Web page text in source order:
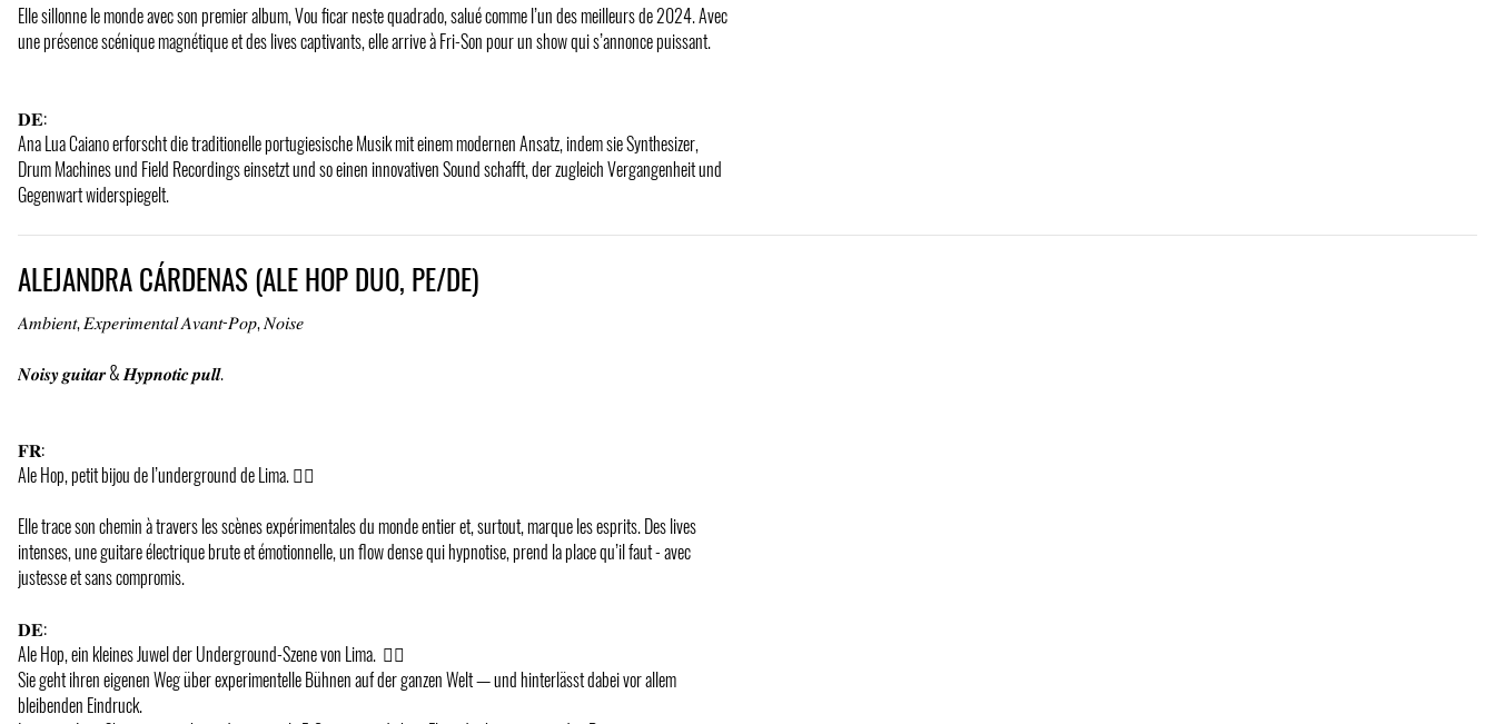
Elle sillonne le monde avec son premier album, Vou ficar neste quadrado, salué comme l’un des meilleurs de 2024. Avec
une présence scénique magnétique et des lives captivants, elle arrive à Fri-Son pour un show qui s’annonce puissant.
𝐃𝐄:
Ana Lua Caiano erforscht die traditionelle portugiesische Musik mit einem modernen Ansatz, indem sie Synthesizer,
Drum Machines und Field Recordings einsetzt und so einen innovativen Sound schafft, der zugleich Vergangenheit und
Gegenwart widerspiegelt.
ALEJANDRA CÁRDENAS (ALE HOP DUO, PE/DE)
𝐴𝑚𝑏𝑖𝑒𝑛𝑡, 𝐸𝑥𝑝𝑒𝑟𝑖𝑚𝑒𝑛𝑡𝑎𝑙 𝐴𝑣𝑎𝑛𝑡-𝑃𝑜𝑝, 𝑁𝑜𝑖𝑠𝑒
𝑵𝒐𝒊𝒔𝒚 𝒈𝒖𝒊𝒕𝒂𝒓 & 𝑯𝒚𝒑𝒏𝒐𝒕𝒊𝒄 𝒑𝒖𝒍𝒍.
𝐅𝐑:
Ale Hop, petit bijou de l’underground de Lima. ️‍❤️‍🔥
Elle trace son chemin à travers les scènes expérimentales du monde entier et, surtout, marque les esprits. Des lives
intenses, une guitare électrique brute et émotionnelle, un flow dense qui hypnotise, prend la place qu’il faut - avec
justesse et sans compromis.
𝐃𝐄:
Ale Hop, ein kleines Juwel der Underground-Szene von Lima. ️‍ ️❤️‍🔥
Sie geht ihren eigenen Weg über experimentelle Bühnen auf der ganzen Welt — und hinterlässt dabei vor allem
bleibenden Eindruck.